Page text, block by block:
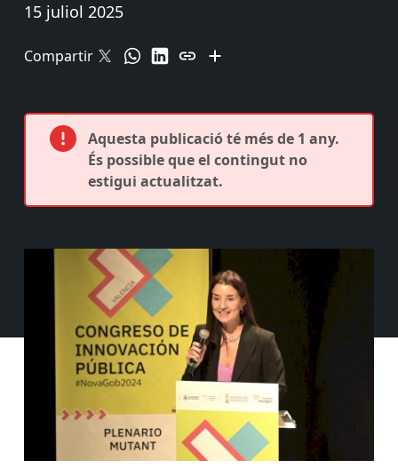
15 juliol 2025
Compartir
Aquesta publicació té més de 1 any.
És possible que el contingut no
estigui actualitzat.